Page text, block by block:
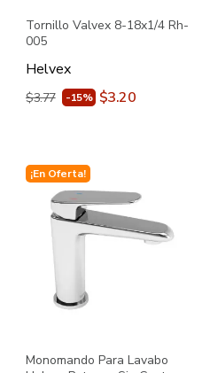
Tornillo Valvex 8-18x1/4 Rh-
005
Helvex
$3.77 -15% $3.20
¡En Oferta!
Monomando Para Lavabo